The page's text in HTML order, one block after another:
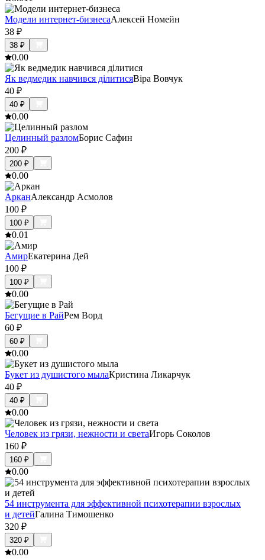
Модели интернет-бизнесаАлексей Номейн
38 ₽
38 ₽
0.00
Як ведмедик навчився ділитисяВіра Вовчук
40 ₽
40 ₽
0.00
Целинный разломБорис Сафин
200 ₽
200 ₽
0.00
АрканАлександр Асмолов
100 ₽
100 ₽
0.01
АмирЕкатерина Дей
100 ₽
100 ₽
0.00
Бегущие в РайРем Ворд
60 ₽
60 ₽
0.00
Букет из душистого мылаКристина Ликарчук
40 ₽
40 ₽
0.00
Человек из грязи, нежности и светаИгорь Соколов
160 ₽
160 ₽
0.00
54 инструмента для эффективной психотерапии взрослых
и детейГалина Тимошенко
320 ₽
320 ₽
0.00